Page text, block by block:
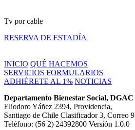
Tv por cable
RESERVA DE ESTADÍA
INICIO QUÉ HACEMOS
SERVICIOS FORMULARIOS
ADHIÉRETE AL 1% NOTICIAS
Departamento Bienestar Social,
Eliodoro Yáñez 2394, Providencia,
Santiago de Chile Clasificador 3, Correo 9
Teléfono: (56 2) 24392800 Versión 1.0.0